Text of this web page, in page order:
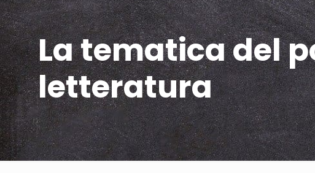
La tematica del
letteratura